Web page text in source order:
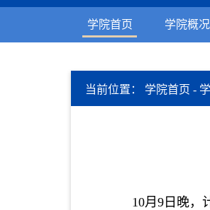
学院首页 学院概况
当前位置： 学院首页 -
10月 9日晚，